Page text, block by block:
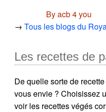
By acb 4 you
→Tous les blogs du
Les recettes de
De quelle sorte de
vous envie ? Choisissez
voir les recettes végés